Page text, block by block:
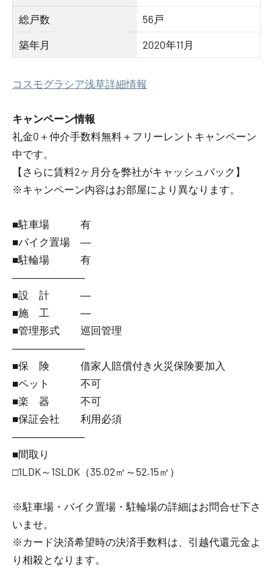
総戸数 56戸
築年月 2020年11月
コスモグラシア浅草詳細情報
キャンペーン情報
礼金0 ＋ 仲介手数料無料 ＋ フリーレント キャンペーン
中です。
【さらに賃料2ヶ月分を弊社がキャッシュバック】
※キャンペーン内容はお部屋により異なります。
■駐車場 有
■バイク置場 ―
■駐輪場 有
―――――――
■設 計 ―
■施 工 ―
■管理形式 巡回管理
―――――――
■保 険 借家人賠償付き火災保険要加入
■ペット 不可
■楽 器 不可
■保証会社 利用必須
―――――――
■間取り
□1LDK～1SLDK（35.02㎡～52.15㎡）
※駐車場・バイク置場・駐輪場の詳細はお問合せ下さ
いませ。
※カード決済希望時の決済手数料は、引越代還元金よ
り相殺となります。